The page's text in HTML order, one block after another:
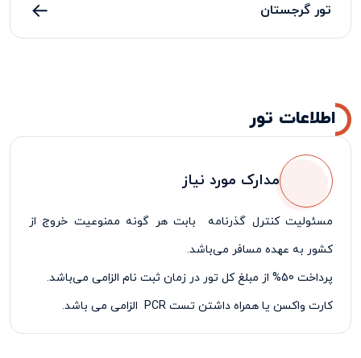
تور گرجستان
اطلاعات تور
مدارک مورد نیاز
مسئولیت کنترل گذرنامه بابت هر گونه ممنوعیت خروج از
کشور به عهده مسافر می‌باشد.
پرداخت 50% از مبلغ کل تور در زمان ثبت نام الزامی می‌باشد.
کارت واکسن یا همراه داشتن تست PCR الزامی می باشد.